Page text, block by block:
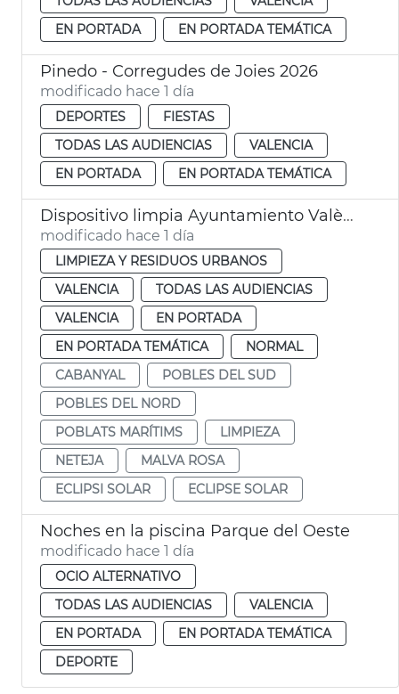
EN PORTADA
EN PORTADA TEMÁTICA
Pinedo - Corregudes de Joies 2026
modificado hace 1 día
DEPORTES
FIESTAS
TODAS LAS AUDIENCIAS
VALENCIA
EN PORTADA
EN PORTADA TEMÁTICA
Dispositivo limpia Ayuntamiento València eclipse solar
modificado hace 1 día
LIMPIEZA Y RESIDUOS URBANOS
VALENCIA
TODAS LAS AUDIENCIAS
VALENCIA
EN PORTADA
EN PORTADA TEMÁTICA
NORMAL
CABANYAL
POBLES DEL SUD
POBLES DEL NORD
POBLATS MARÍTIMS
LIMPIEZA
NETEJA
MALVA ROSA
ECLIPSI SOLAR
ECLIPSE SOLAR
Noches en la piscina Parque del Oeste
modificado hace 1 día
OCIO ALTERNATIVO
TODAS LAS AUDIENCIAS
VALENCIA
EN PORTADA
EN PORTADA TEMÁTICA
DEPORTE